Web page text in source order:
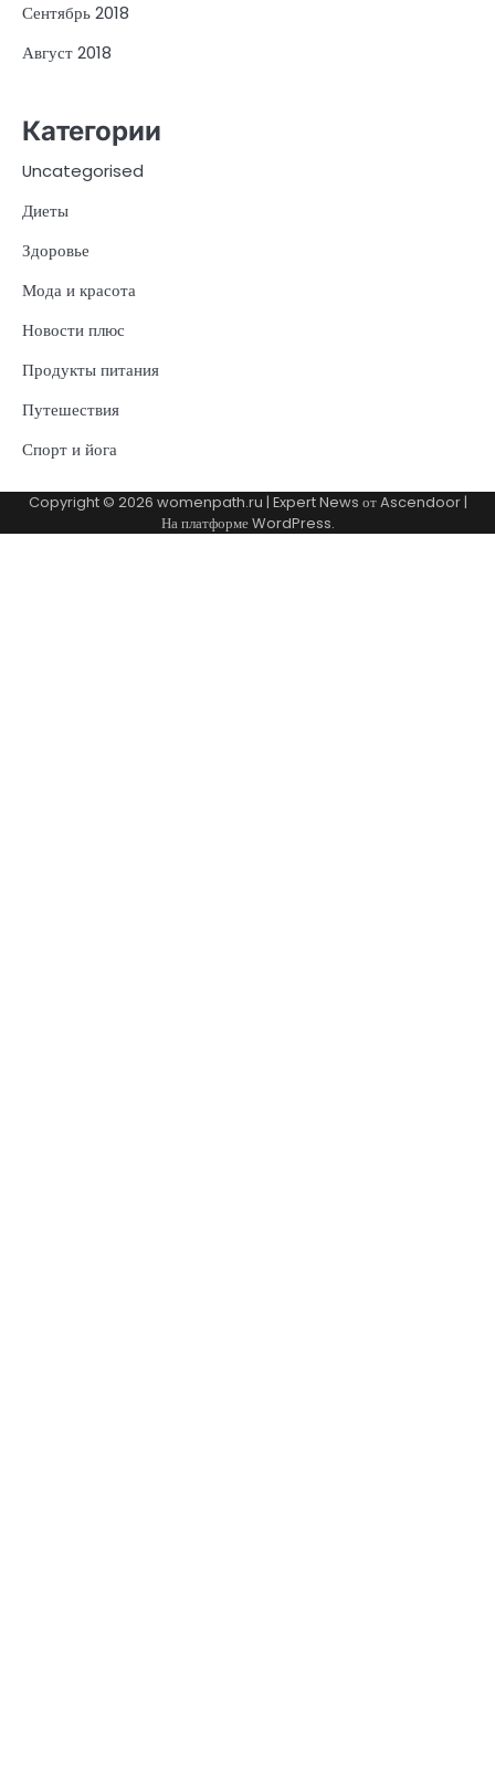
Сентябрь 2018
Август 2018
Категории
Uncategorised
Диеты
Здоровье
Мода и красота
Новости плюс
Продукты питания
Путешествия
Спорт и йога
Copyright © 2026 womenpath.ru | Expert News отAscendoor|
На платформеWordPress.